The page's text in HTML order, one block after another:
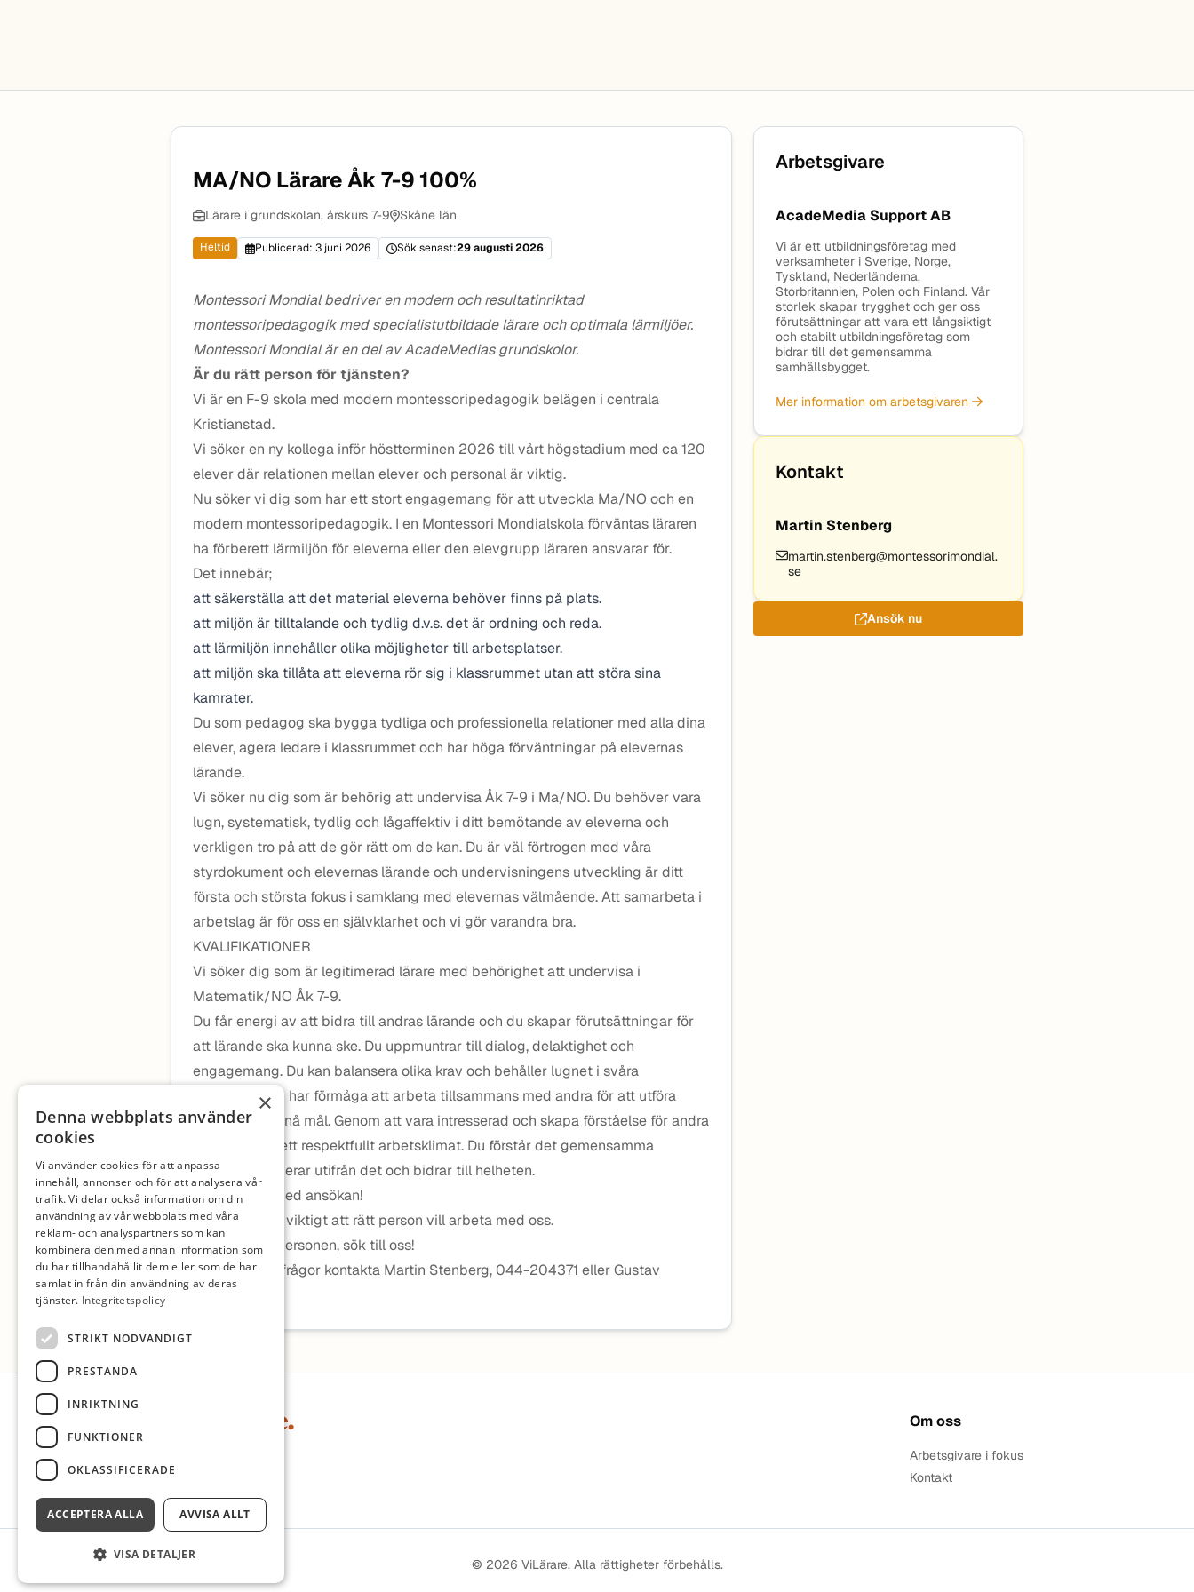
MA/NO Lärare Åk 7-9 100%
Lärare i grundskolan, årskurs 7-9 Skåne län
Heltid Publicerad: 3 juni 2026 Sök senast:29 augusti 2026
Montessori Mondial bedriver en modern och resultatinriktad
montessoripedagogik med specialistutbildade lärare och optimala lärmiljöer.
Montessori Mondial är en del av AcadeMedias grundskolor.
Är du rätt person för tjänsten?
Vi är en F-9 skola med modern montessoripedagogik belägen i centrala
Kristianstad.
Vi söker en ny kollega inför höstterminen 2026 till vårt högstadium med ca 120
elever där relationen mellan elever och personal är viktig.
Nu söker vi dig som har ett stort engagemang för att utveckla Ma/NO och en
modern montessoripedagogik. I en Montessori Mondialskola förväntas läraren
ha förberett lärmiljön för eleverna eller den elevgrupp läraren ansvarar för.
Det innebär;
att säkerställa att det material eleverna behöver finns på plats.
att miljön är tilltalande och tydlig d.v.s. det är ordning och reda.
att lärmiljön innehåller olika möjligheter till arbetsplatser.
att miljön ska tillåta att eleverna rör sig i klassrummet utan att störa sina
kamrater.
Du som pedagog ska bygga tydliga och professionella relationer med alla dina
elever, agera ledare i klassrummet och har höga förväntningar på elevernas
lärande.
Vi söker nu dig som är behörig att undervisa Åk 7-9 i Ma/NO. Du behöver vara
lugn, systematisk, tydlig och lågaffektiv i ditt bemötande av eleverna och
verkligen tro på att de gör rätt om de kan. Du är väl förtrogen med våra
styrdokument och elevernas lärande och undervisningens utveckling är ditt
första och största fokus i samklang med elevernas välmående. Att samarbeta i
arbetslag är för oss en självklarhet och vi gör varandra bra.
KVALIFIKATIONER
Vi söker dig som är legitimerad lärare med behörighet att undervisa i
Matematik/NO Åk 7-9.
Du får energi av att bidra till andras lärande och du skapar förutsättningar för
att lärande ska kunna ske. Du uppmuntrar till dialog, delaktighet och
engagemang. Du kan balansera olika krav och behåller lugnet i svåra
situationer. Du har förmåga att arbeta tillsammans med andra för att utföra
uppgifter och nå mål. Genom att vara intresserad och skapa förståelse för andra
verkar du för ett respektfullt arbetsklimat. Du förstår det gemensamma
uppdraget, agerar utifrån det och bidrar till helheten.
Välkommen med ansökan!
För oss är det viktigt att rätt person vill arbeta med oss.
Är du denna personen, sök till oss!
Har du några frågor kontakta Martin Stenberg, 044-204371 eller Gustav
Arbetsgivare
AcadeMedia Support AB
Vi är ett utbildningsföretag med
verksamheter i Sverige, Norge,
Tyskland, Nederländerna,
Storbritannien, Polen och Finland. Vår
storlek skapar trygghet och ger oss
förutsättningar att vara ett långsiktigt
och stabilt utbildningsföretag som
bidrar till det gemensamma
samhällsbygget.
Mer information om arbetsgivaren
Kontakt
Martin Stenberg
martin.stenberg@montessorimondial.
se
Ansök nu
Sidfot
Om oss
Arbetsgivare i fokus
Kontakt
© 2026 ViLärare. Alla rättigheter förbehålls.
×
Denna webbplats använder
cookies
Vi använder cookies för att anpassa
innehåll, annonser och för att analysera vår
trafik. Vi delar också information om din
användning av vår webbplats med våra
reklam- och analyspartners som kan
kombinera den med annan information som
du har tillhandahållit dem eller som de har
samlat in från din användning av deras
tjänster. Integritetspolicy
STRIKT NÖDVÄNDIGT
PRESTANDA
INRIKTNING
FUNKTIONER
OKLASSIFICERADE
ACCEPTERA ALLA AVVISA ALLT
VISA DETALJER